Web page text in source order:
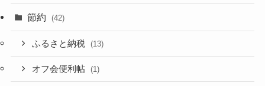
節約 (42)
ふるさと納税 (13)
オフ会便利帖 (1)